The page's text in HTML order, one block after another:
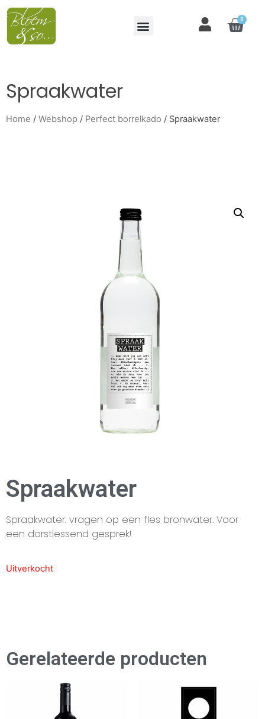
0
Spraakwater
Home / Webshop / Perfect borrelkado / Spraakwater
Spraakwater
Spraakwater: vragen op een fles bronwater. Voor
een dorstlessend gesprek!
Uitverkocht
Gerelateerde producten